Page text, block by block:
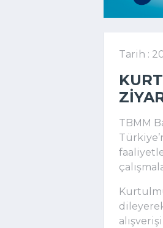
Tarih :
TBMM